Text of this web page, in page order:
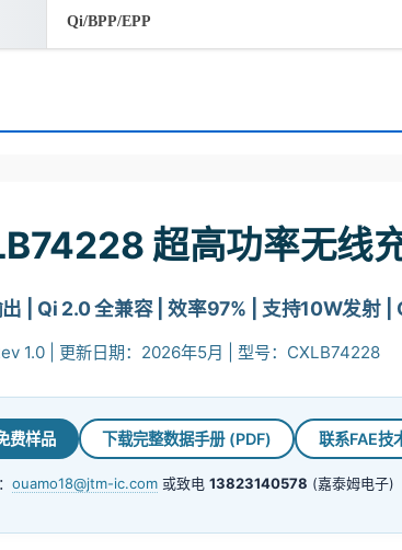
Qi/BPP/EPP
超高功率无线
| Qi 2.0 全兼容 | 效率97% | 支持10W发射
1.0 | 更新日期：2026年5月 | 型号：CXLB74228
费样品 下载完整数据手册 (PDF) 联系FAE技
ouamo18@jtm-ic.com或致电 13823140578 (嘉泰姆电子)